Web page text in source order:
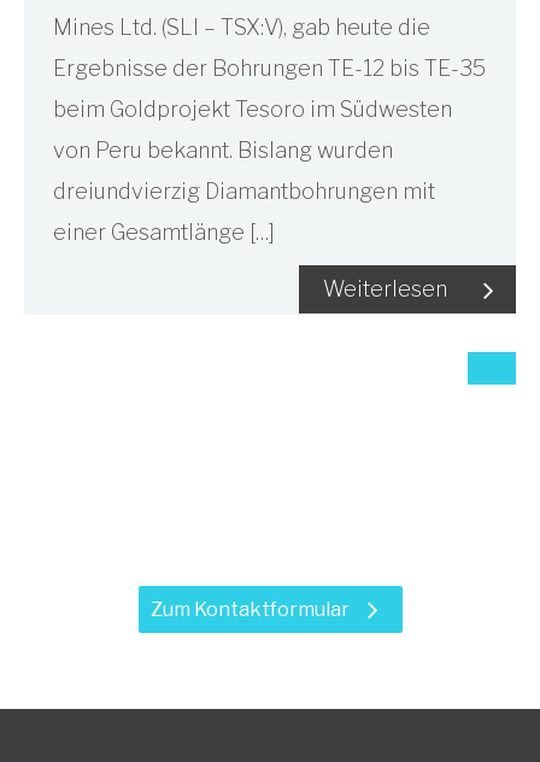
Mines Ltd. (SLI – TSX:V), gab heute die
Ergebnisse der Bohrungen TE-12 bis TE-35
beim Goldprojekt Tesoro im Südwesten
von Peru bekannt. Bislang wurden
dreiundvierzig Diamantbohrungen mit
einer Gesamtlänge […]
Weiterlesen
Zum Kontaktformular